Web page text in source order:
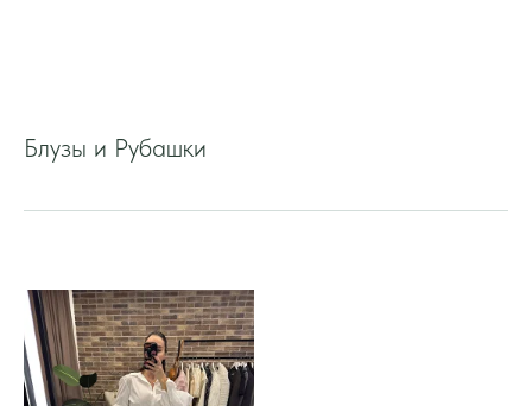
Блузы и Рубашки